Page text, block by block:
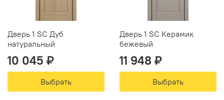
Дверь 1 SC Дуб
натуральный
10 045 ₽
Выбрать
Дверь 1 SC Керамик
бежевый
11 948 ₽
Выбрать